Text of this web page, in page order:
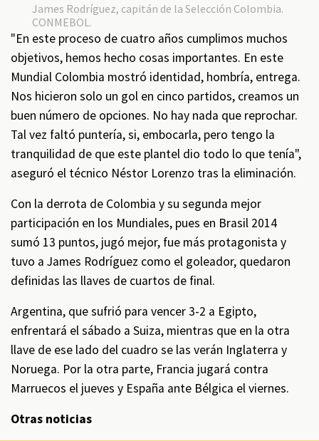
James Rodríguez, capitán de la Selección Colombia.
CONMEBOL.
"En este proceso de cuatro años cumplimos muchos
objetivos, hemos hecho cosas importantes. En este
Mundial Colombia mostró identidad, hombría, entrega.
Nos hicieron solo un gol en cinco partidos, creamos un
buen número de opciones. No hay nada que reprochar.
Tal vez faltó puntería, si, embocarla, pero tengo la
tranquilidad de que este plantel dio todo lo que tenía",
aseguró el técnico Néstor Lorenzo tras la eliminación.
Con la derrota de Colombia y su segunda mejor
participación en los Mundiales, pues en Brasil 2014
sumó 13 puntos, jugó mejor, fue más protagonista y
tuvo a James Rodríguez como el goleador, quedaron
definidas las llaves de cuartos de final.
Argentina, que sufrió para vencer 3-2 a Egipto,
enfrentará el sábado a Suiza, mientras que en la otra
llave de ese lado del cuadro se las verán Inglaterra y
Noruega. Por la otra parte, Francia jugará contra
Marruecos el jueves y España ante Bélgica el viernes.
Otras noticias